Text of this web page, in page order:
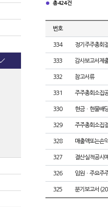
총 424건
번호
334 정기주주총회
333 감사보고서제
332 참고서류
331 주주총회소집
330 현금ㆍ현물배
329 주주총회소집
328 매출액또는손
327 결산실적공시
326 임원ㆍ주요주
325 분기보고서